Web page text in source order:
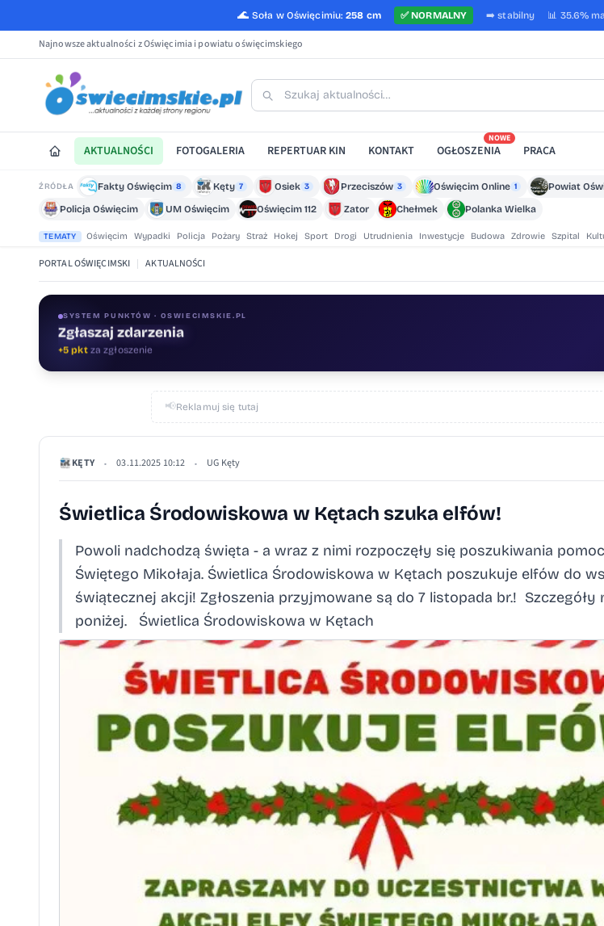
🌊 Soła w Oświęcimiu: 258 cm ✅NORMALNY ➡️stabilny 📊 35.6%
Najnowsze aktualności z Oświęcimia i powiatu oświęcimskiego
AKTUALNOŚCI FOTOGALERIA REPERTUAR KIN KONTAKT OGŁOSZENIA
NOWE
PRACA
ŹRÓDŁA Fakty Oświęcim 8 Kęty 7 Osiek 3 Przeciszów 3 Oświęcim Online 1 Powiat
Policja Oświęcim
UM Oświęcim Oświęcim 112 Zator Chełmek Polanka Wielka
TEMATY Oświęcim Wypadki Policja Pożary Straż Hokej Sport Drogi Utrudnienia Inwestycje Budowa Zdrowie Szpital
PORTAL OŚWIĘCIMSKI | AKTUALNOŚCI
SYSTEM PUNKTÓW · OSWIECIMSKIE.PL
Oceniaj treści
+1 pktza ocenę
📢Reklamuj się tutaj
KĘTY • 03.11.2025 10:12 • UG Kęty
Świetlica Środowiskowa w Kętach szuka elfów!
Powoli nadchodzą święta - a wraz z nimi rozpoczęły się poszukiwania
Świętego Mikołaja. Świetlica Środowiskowa w Kętach poszukuje elfów do
świątecznej akcji! Zgłoszenia przyjmowane są do 7 listopada br.! Szczegóły
poniżej. Świetlica Środowiskowa w Kętach